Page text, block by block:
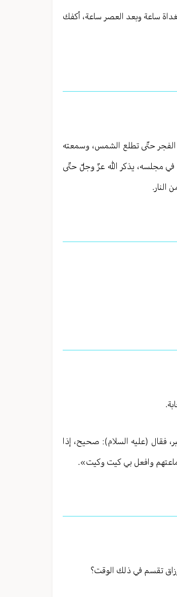
ساعة وبعد العصر ساعة، أكفك
حتّى تطلع الشمس، وسمعته
مجلسه، يذكر الله عزّ وجلّ حتّى
النار.
فقال (عليه السلام): صحيح، إذا
وافعل بي كيت وكيت».
تقسم في ذلك الوقت؟